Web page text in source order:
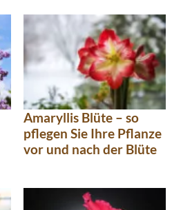
Amaryllis Blüte – so
pflegen Sie Ihre Pflanze
vor und nach der Blüte